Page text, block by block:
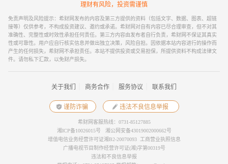
理财有风险，投资需谨慎
免责声明及风险提示：希财网发布的内容及第三方提供的资料（包括文字、数据、图表、超链
接等）仅供参考，不构成投资建议、邀约或承诺。希财网对自有内容已尽合理审查，但不对其
准确性、完整性或时效性承担任何责任。第三方内容由发布者自行负责，希财网不保证其真实
性或可靠性。用户应自行核实信息并做出独立决策，风险自担。因依据本站内容进行的操作而
产生的任何损失，希财网不承担责任。本站不提供投资或交易担保，所提供资料不构成法律文
件。请勿私下汇款，以免财产损失。
关于我们 商务合作 服务协议 联系我们
谨防诈骗 违法不良信息举报
希财网客服热线：0731-85127885
湘ICP备10026015号
湘公网安备43019002000662号
增值电信业务经营许可证湘B2-20070093
工商营业执照信息
广播电视节目制作经营许可证(湘)字第00319号
违法和不良信息举报